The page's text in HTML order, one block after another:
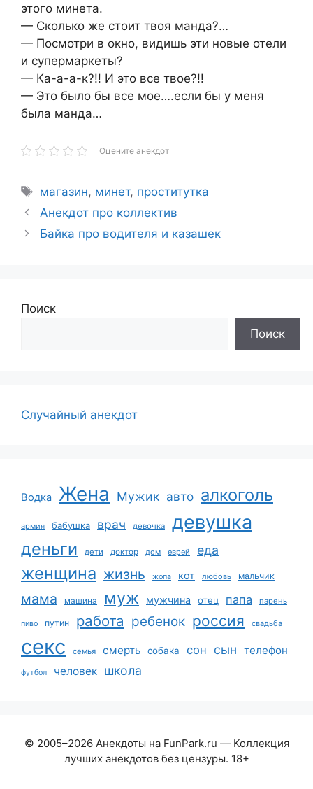
этого минета.
— Сколько же стоит твоя манда?…
— Посмотри в окно, видишь эти новые отели
и супермаркеты?
— Ка-а-а-к?!! И это все твое?!!
— Это было бы все мое….если бы у меня
была манда…
Оцените анекдот
Метки
магазин, минет, проститутка
Анекдот про коллектив
Байка про водителя и казашек
Поиск
Поиск
Случайный анекдот
Водка Жена Мужик авто алкоголь
армия бабушка врач девочка девушка
деньги дети доктор дом еврей еда
женщина жизнь жопа кот любовь мальчик
мама машина муж мужчина отец папа парень
пиво путин работа ребенок россия свадьба
секс семья смерть собака сон сын телефон
футбол человек школа
© 2005–2026 Анекдоты на FunPark.ru — Коллекция
лучших анекдотов без цензуры. 18+